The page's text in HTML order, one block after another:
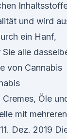
und wird
ein Hanf,
alle
von Cannabis
Öle
mit mehreren
Dez. 2019